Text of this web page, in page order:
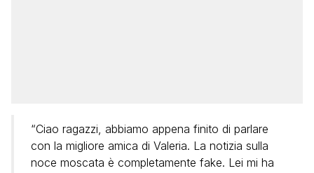
“Ciao ragazzi, abbiamo appena finito di parlare
con la migliore amica di Valeria. La notizia sulla
noce moscata è completamente fake. Lei mi ha